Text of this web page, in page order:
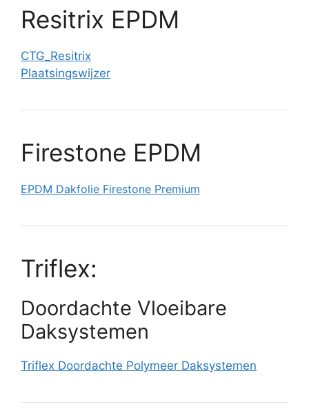
Resitrix EPDM
CTG_Resitrix
Plaatsingswijzer
Firestone EPDM
EPDM Dakfolie Firestone Premium
Triflex:
Doordachte Vloeibare
Daksystemen
Triflex Doordachte Polymeer Daksystemen